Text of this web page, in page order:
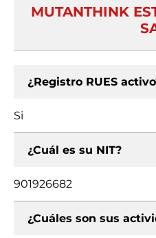
MUTANTHINK
¿Registro RUES
Si
¿Cuál es su NIT?
901926682
¿Cuáles son sus